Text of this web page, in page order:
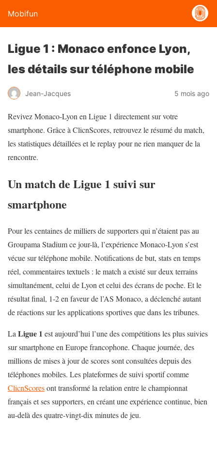
Mobifun
Ligue 1 : Monaco enfonce Lyon,
les détails sur téléphone mobile
Jean-Jacques 5 mois ago
Revivez Monaco-Lyon en Ligue 1 directement sur votre
smartphone. Grâce à ClicnScores, retrouvez le résumé du match,
les statistiques détaillées et le replay pour ne rien manquer de la
rencontre.
Un match de Ligue 1 suivi sur
smartphone
Pour les centaines de milliers de supporters qui n’étaient pas au
Groupama Stadium ce jour-là, l’expérience Monaco-Lyon s’est
vécue sur téléphone mobile. Notifications de but, stats en temps
réel, commentaires textuels : le match a existé sur deux terrains
simultanément, celui de Lyon et celui des écrans de poche. Et le
résultat final, 1-2 en faveur de l’AS Monaco, a déclenché autant
de réactions sur les applications sportives que dans les tribunes.
La Ligue 1 est aujourd’hui l’une des compétitions les plus suivies
sur smartphone en Europe francophone. Chaque journée, des
millions de mises à jour de scores sont consultées depuis des
téléphones mobiles. Les plateformes de suivi sportif comme
ClicnScoresont transformé la relation entre le championnat
français et ses supporters, en créant une expérience continue, bien
au-delà des quatre-vingt-dix minutes de jeu.